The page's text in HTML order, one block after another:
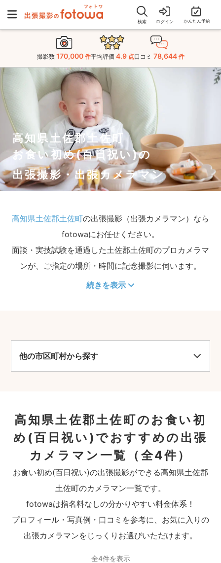
検索 ログイン かんたん予約
撮影数 170,000 件平均評価 4.9 点口コミ 78,644 件
高知県土佐郡土佐町
お食い初め(百日祝い)の
出張撮影・出張カメラマン
高知県土佐郡土佐町の出張撮影（出張カメラマン）なら
fotowaにお任せください。
面談・実技試験を通過した土佐郡土佐町のプロカメラマ
ンが、ご指定の場所・時間に記念撮影に伺います。
続きを表示
他の市区町村から探す
高知県土佐郡土佐町のお食い初
め(百日祝い)でおすすめの出張
カメラマン一覧
（全4件）
お食い初め(百日祝い)の出張撮影ができる高知県土佐郡
土佐町のカメラマン一覧です。
fotowaは指名料なしの分かりやすい料金体系！
プロフィール・写真例・口コミを参考に、お気に入りの
出張カメラマンをじっくりお選びいただけます。
全4件を表示